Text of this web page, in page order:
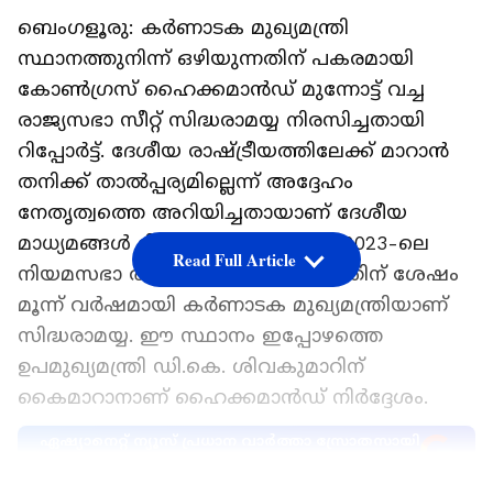
ബെംഗളൂരു: കർണാടക മുഖ്യമന്ത്രി
സ്ഥാനത്തുനിന്ന് ഒഴിയുന്നതിന് പകരമായി
കോൺഗ്രസ് ഹൈക്കമാൻഡ് മുന്നോട്ട് വച്ച
രാജ്യസഭാ സീറ്റ് സിദ്ധരാമയ്യ നിരസിച്ചതായി
റിപ്പോർട്ട്. ദേശീയ രാഷ്ട്രീയത്തിലേക്ക് മാറാൻ
തനിക്ക് താൽപ്പര്യമില്ലെന്ന് അദ്ദേഹം
നേതൃത്വത്തെ അറിയിച്ചതായാണ് ദേശീയ
മാധ്യമങ്ങൾ റിപ്പോർട്ട് ചെയ്യുന്നത്. 2023-ലെ
നിയമസഭാ തിരഞ്ഞെടുപ്പ് വിജയത്തിന് ശേഷം
മൂന്ന് വർഷമായി കർണാടക മുഖ്യമന്ത്രിയാണ്
സിദ്ധരാമയ്യ. ഈ സ്ഥാനം ഇപ്പോഴത്തെ
ഉപമുഖ്യമന്ത്രി ഡി.കെ. ശിവകുമാറിന്
കൈമാറാനാണ് ഹൈക്കമാൻഡ് നിർദ്ദേശം.
Read Full Article